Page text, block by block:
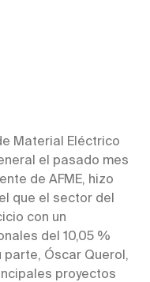
Material Eléctrico
el pasado mes
de AFME, hizo
que el sector del
con un
del 10,05 %
parte, Óscar Querol,
proyectos